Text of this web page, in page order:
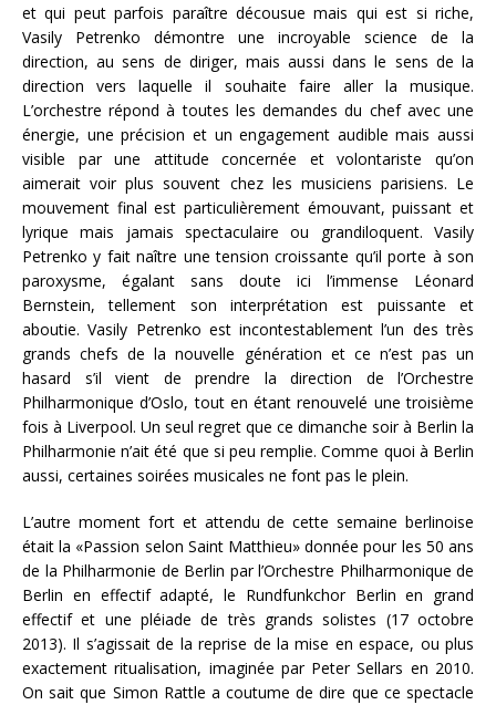
et qui peut parfois paraître décousue mais qui est si riche,
Vasily Petrenko démontre une incroyable science de la
direction, au sens de diriger, mais aussi dans le sens de la
direction vers laquelle il souhaite faire aller la musique.
L’orchestre répond à toutes les demandes du chef avec une
énergie, une précision et un engagement audible mais aussi
visible par une attitude concernée et volontariste qu’on
aimerait voir plus souvent chez les musiciens parisiens. Le
mouvement final est particulièrement émouvant, puissant et
lyrique mais jamais spectaculaire ou grandiloquent. Vasily
Petrenko y fait naître une tension croissante qu’il porte à son
paroxysme, égalant sans doute ici l’immense Léonard
Bernstein, tellement son interprétation est puissante et
aboutie. Vasily Petrenko est incontestablement l’un des très
grands chefs de la nouvelle génération et ce n’est pas un
hasard s’il vient de prendre la direction de l’Orchestre
Philharmonique d’Oslo, tout en étant renouvelé une troisième
fois à Liverpool. Un seul regret que ce dimanche soir à Berlin la
Philharmonie n’ait été que si peu remplie. Comme quoi à Berlin
aussi, certaines soirées musicales ne font pas le plein.
L’autre moment fort et attendu de cette semaine berlinoise
était la «Passion selon Saint Matthieu» donnée pour les 50 ans
de la Philharmonie de Berlin par l’Orchestre Philharmonique de
Berlin en effectif adapté, le Rundfunkchor Berlin en grand
effectif et une pléiade de très grands solistes (17 octobre
2013). Il s’agissait de la reprise de la mise en espace, ou plus
exactement ritualisation, imaginée par Peter Sellars en 2010.
On sait que Simon Rattle a coutume de dire que ce spectacle